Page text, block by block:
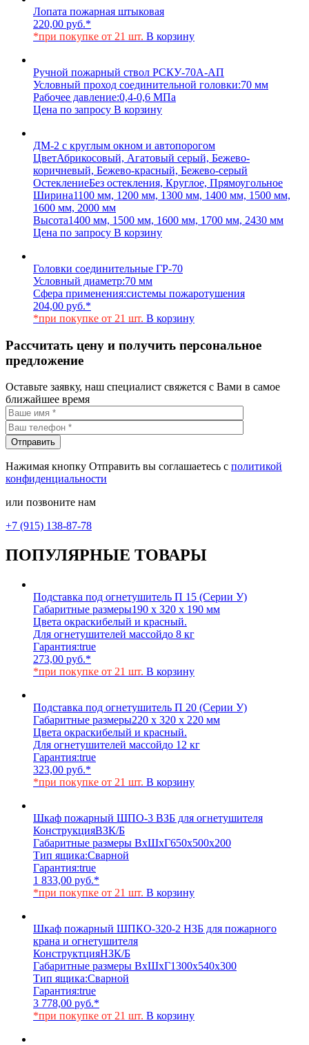
Лопата пожарная штыковая
220,00 руб.*
*при покупке от 21 шт. В корзину
Ручной пожарный ствол РСКУ-70А-АП
Условный проход соединительной головки:70 мм
Рабочее давление:0,4-0,6 МПа
Цена по запросу В корзину
ДМ-2 с круглым окном и автопорогом
ЦветАбрикосовый, Агатовый серый, Бежево-
коричневый, Бежево-красный, Бежево-серый
ОстеклениеБез остекления, Круглое, Прямоугольное
Ширина1100 мм, 1200 мм, 1300 мм, 1400 мм, 1500 мм,
1600 мм, 2000 мм
Высота1400 мм, 1500 мм, 1600 мм, 1700 мм, 2430 мм
Цена по запросу В корзину
Головки соединительные ГР-70
Условный диаметр:70 мм
Сфера применения:системы пожаротушения
204,00 руб.*
*при покупке от 21 шт. В корзину
Рассчитать цену и получить персональное
предложение
Оставьте заявку, наш специалист свяжется с Вами в самое
ближайшее время
Нажимая кнопку Отправить вы соглашаетесь с политикой
конфиденциальности
или позвоните нам
+7 (915) 138-87-78
ПОПУЛЯРНЫЕ ТОВАРЫ
Подставка под огнетушитель П 15 (Серии У)
Габаритные размеры190 х 320 х 190 мм
Цвета окраскибелый и красный.
Для огнетушителей массойдо 8 кг
Гарантия:true
273,00 руб.*
*при покупке от 21 шт. В корзину
Подставка под огнетушитель П 20 (Серии У)
Габаритные размеры220 х 320 х 220 мм
Цвета окраскибелый и красный.
Для огнетушителей массойдо 12 кг
Гарантия:true
323,00 руб.*
*при покупке от 21 шт. В корзину
Шкаф пожарный ШПО-3 ВЗБ для огнетушителя
КонструкцияВЗК/Б
Габаритные размеры ВхШхГ650х500х200
Тип ящика:Сварной
Гарантия:true
1 833,00 руб.*
*при покупке от 21 шт. В корзину
Шкаф пожарный ШПКО-320-2 НЗБ для пожарного
крана и огнетушителя
КонструктцияНЗК/Б
Габаритные размеры ВхШхГ1300х540х300
Тип ящика:Сварной
Гарантия:true
3 778,00 руб.*
*при покупке от 21 шт. В корзину